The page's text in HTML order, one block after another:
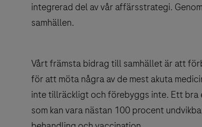
integrerad del av vår affärsstrategi.
samhällen.
Vårt främsta bidrag till samhället är att
för att möta några av de mest akuta
inte tillräckligt och förebyggs inte. Ett bra
som kan vara nästan 100 procent